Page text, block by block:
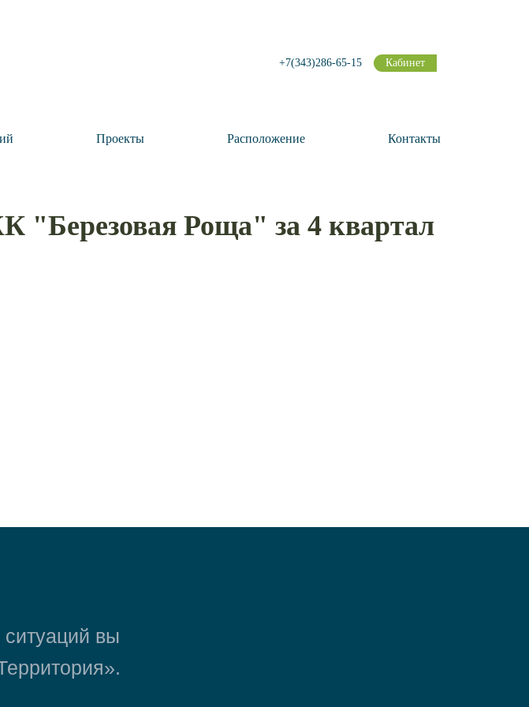
+7(343)286-65-15 Кабинет
Проекты Расположение Контакты
"Березовая Роща" за 4 квартал
вы